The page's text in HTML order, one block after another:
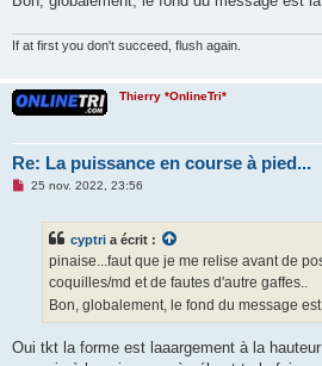
e
o
n
u
If at first you don't succeed, flush again.
Thierry *OnlineTri*
Re: La puissance en course à pied...
M
u
25 nov. 2022, 23:56
cyptri a écrit :
pinaise...faut que je me relise avant de
coquilles/md et de fautes d'autre gaffes..
Bon, globalement, le fond du message est
Oui tkt la forme est laaargement à la